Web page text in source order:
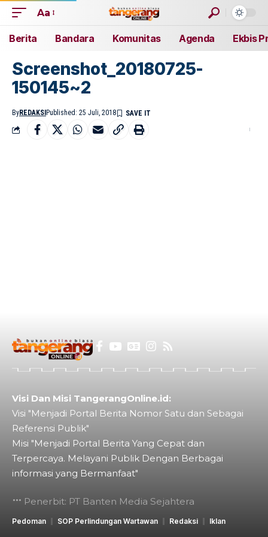
Aa
Berita Bandara Komunitas Agenda Ekbis
Screenshot_20180725-
150145~2
ByREDAKSI Published: 25 Juli, 2018
Visi Dan Misi TangerangOnline.id:
Visi "Menjadi Portal Berita Nomor Satu dan Sebagai
Referensi Publik"
Misi "Menjadi Portal Berita Yang Cepat dan
Terpercaya. Melayani Publik Dengan Berbagai
informasi yang Bermanfaat"
Penerbit: PT Banten Media Sejahtera
Pedoman SOP Perlindungan Wartawan Redaksi Iklan